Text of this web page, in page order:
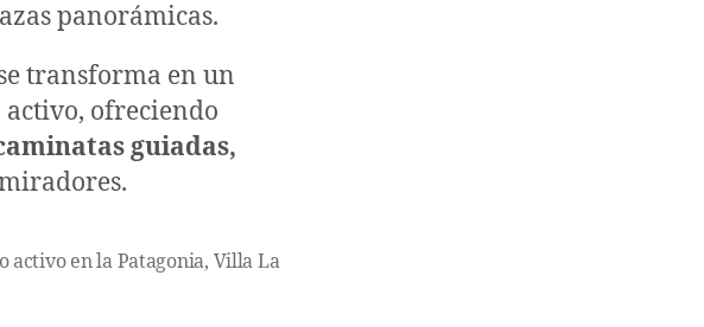
panorámicas.
transforma en un
ofreciendo
guiadas,
activo en la Patagonia, Villa La